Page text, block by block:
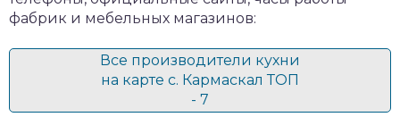
фабрик и мебельных магазинов:
Все производители кухни
на карте с. Кармаскал ТОП
- 7